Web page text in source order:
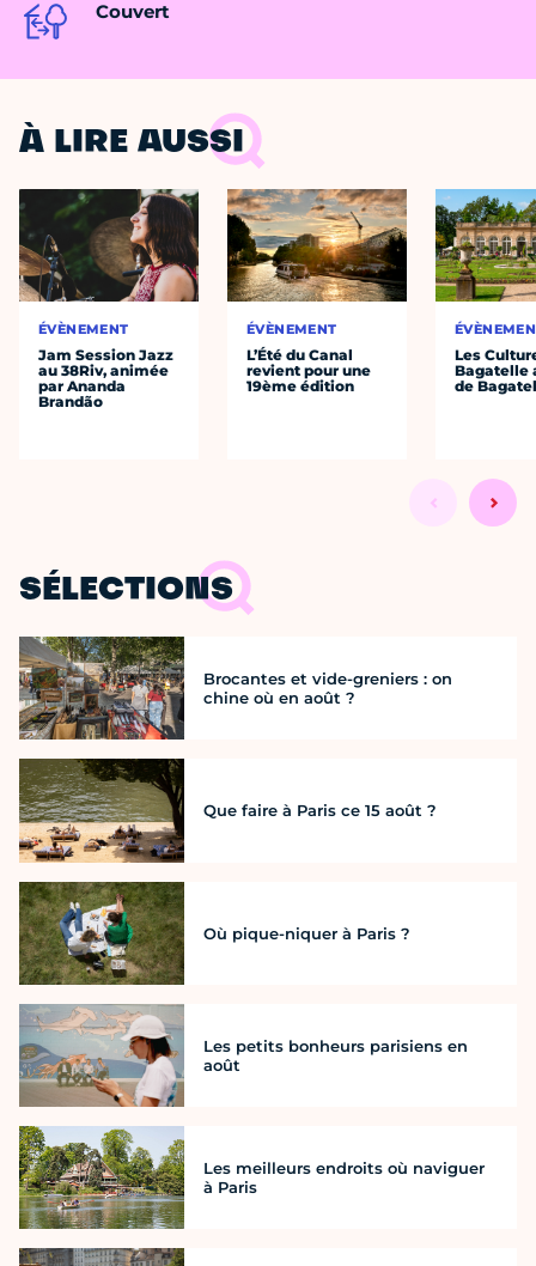
Couvert
À LIRE AUSSI
ÉVÈNEMENT
Jam Session Jazz
au 38Riv, animée
par Ananda
Brandão
ÉVÈNEMENT
L’Été du Canal
revient pour une
19ème édition
Les
Bagatelle
de
SÉLECTIONS
Brocantes et vide-greniers : on
chine où en août ?
Que faire à Paris ce 15 août ?
Où pique-niquer à Paris ?
Les petits bonheurs parisiens en
août
Les meilleurs endroits où naviguer
à Paris